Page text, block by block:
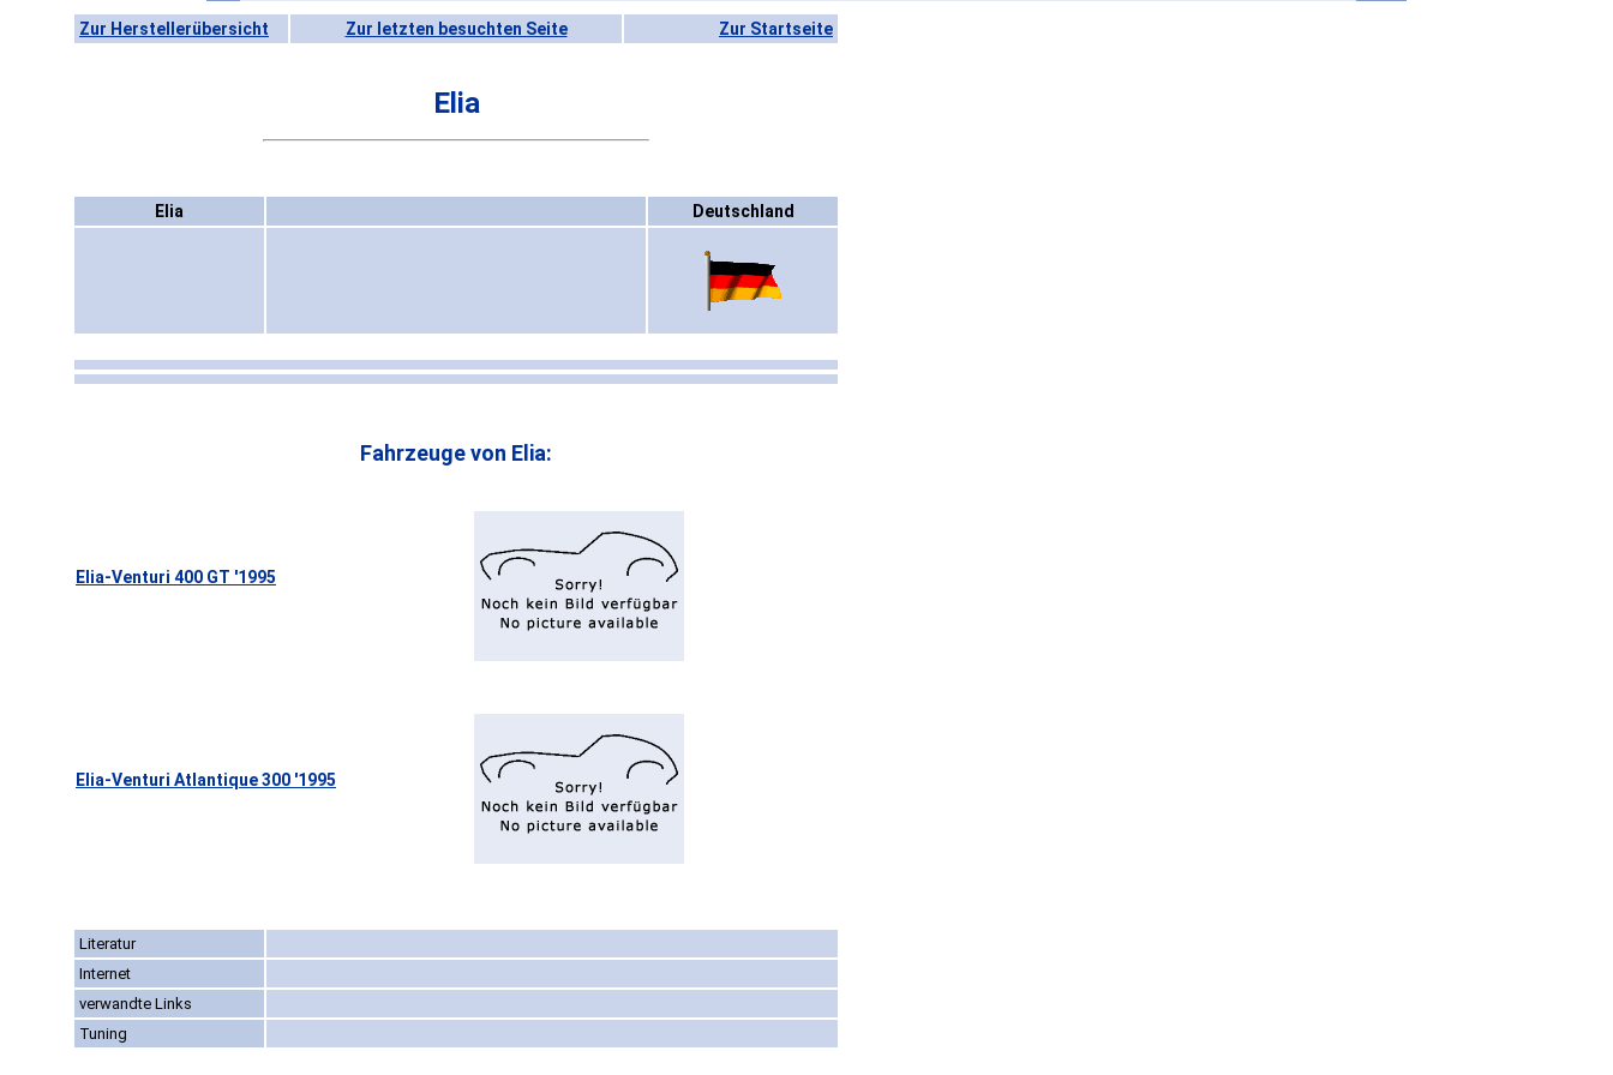
Zur Herstellerübersicht Zur letzten besuchten Seite Zur Startseite
Elia
Elia Deutschland
Fahrzeuge von Elia:
Elia-Venturi 400 GT '1995
Elia-Venturi Atlantique 300 '1995
Literatur
Internet
verwandte Links
Tuning